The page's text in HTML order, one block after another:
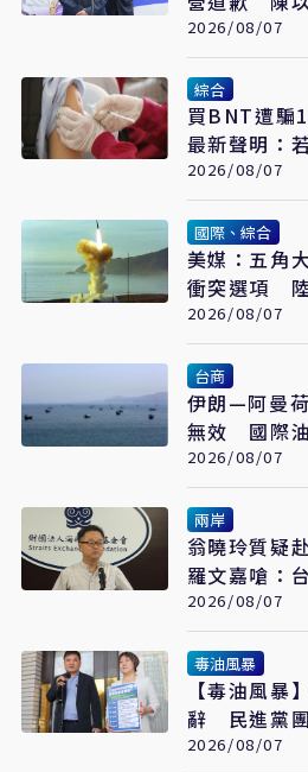
脫身
2026/08/07
綜合
買BNT遭騙
最新聲明：
事請求賠償
2026/08/07
國際、綜合
美媒：五角
衝突選項 陸
2026/08/07
台商
伊朗—阿曼
無效 國際
2026/08/07
兩岸
翁曉玲質疑
羅文嘉嗆：
謊話
2026/08/07
毒油風暴
【毒油風暴
辭 民進黨
但地方不要
2026/08/07